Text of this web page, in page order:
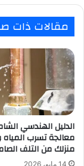
مقالات ذات
الدليل الهندسي
معالجة تسرب المياه
منزلك من التلف
14 مايو، 2026